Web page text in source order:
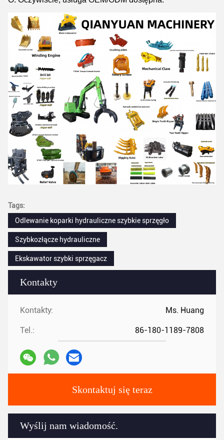
Kontakty
Kontakty: Ms. Huang
Tel.: 86-180-1189-7808
Skontaktuj się teraz
Wyślij nam wiadomość.
Tags:
Odlewanie koparki hydrauliczne szybkie sprzęgło
Szybkozłącze hydrauliczne
Ekskawator szybki sprzęgacz